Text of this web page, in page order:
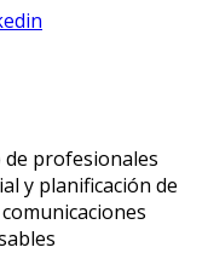
de profesionales
y planificación de